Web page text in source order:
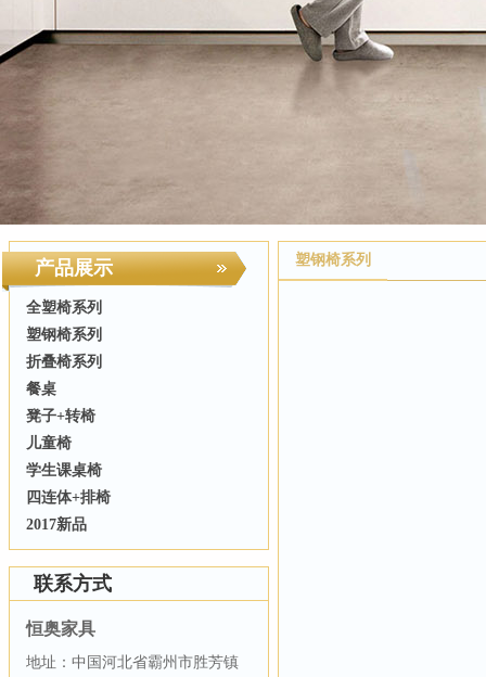
产品展示
全塑椅系列
塑钢椅系列
折叠椅系列
餐桌
凳子+转椅
儿童椅
学生课桌椅
四连体+排椅
2017新品
联系方式
恒奥家具
地址：中国河北省霸州市胜芳镇
塑钢椅系列